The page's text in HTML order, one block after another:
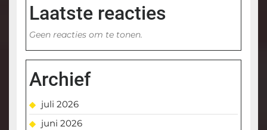
Laatste reacties
Geen reacties om te tonen.
Archief
juli 2026
juni 2026